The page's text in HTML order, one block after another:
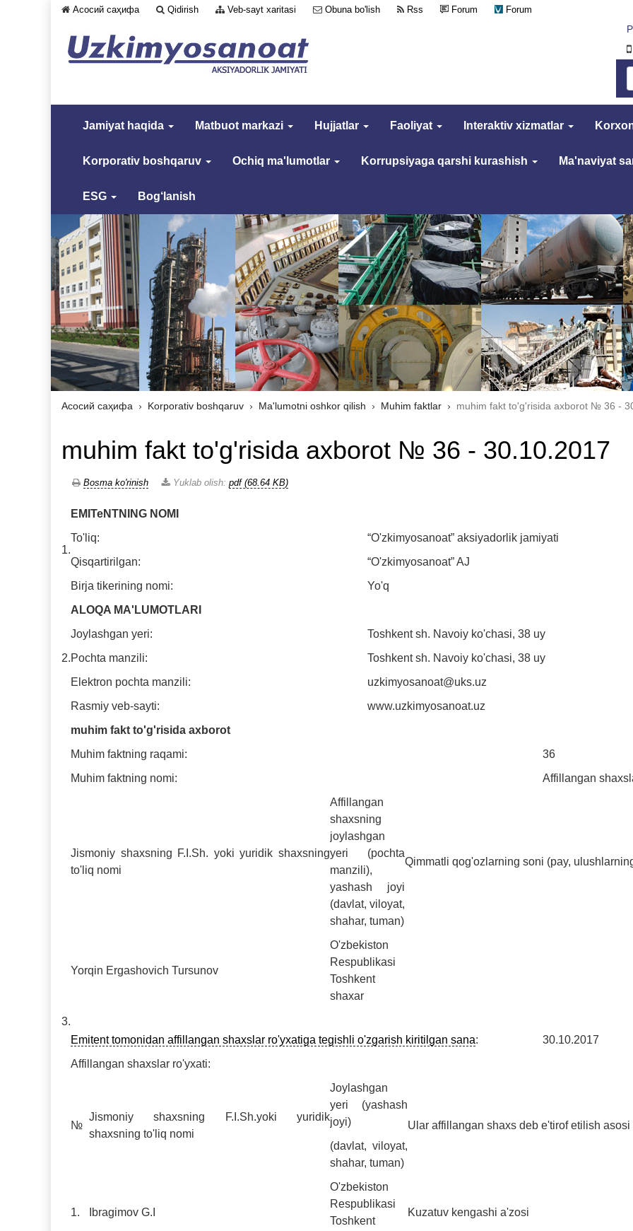
Асосий саҳифа Qidirish Veb-sayt xaritasi Obuna bo'lish Rss Forum
Forum
Jamiyat haqida Matbuot markazi Hujjatlar Faoliyat Interaktiv xizmatlar
Korporativ boshqaruv Ochiq ma'lumotlar Korrupsiyaga qarshi kurashish Ma'naviyat
ESG Bog‘lanish
Асосий саҳифа Korporativ boshqaruv Ma'lumotni oshkor qilish Muhim faktlar muhim fakt to'g'risida axborot № 36 -
muhim fakt to'g'risida axborot № 36 - 30.10.2017
Bosma ko'rinish Yuklab olish: pdf (68.64 KB)
1.
EMITeNTNING NOMI
To'liq:
“O'zkimyosanoat” aksiyadorlik jamiyati
Qisqartirilgan:
“O'zkimyosanoat” AJ
Birja tikerining nomi:
Yo'q
2.
ALOQA MA'LUMOTLARI
Joylashgan yeri:
Toshkent sh. Navoiy ko'chasi, 38 uy
Pochta manzili:
Toshkent sh. Navoiy ko'chasi, 38 uy
Elektron pochta manzili:
uzkimyosanoat@uks.uz
Rasmiy veb-sayti:
www.uzkimyosanoat.uz
3.
muhim fakt to'g'risida axborot
Muhim faktning raqami:
36
Muhim faktning nomi:
Affillangan
Jismoniy shaxsning F.I.Sh. yoki yuridik shaxsning
to'liq nomi
Affillangan
shaxsning
joylashgan
yeri (pochta
manzili),
yashash joyi
(davlat, viloyat,
shahar, tuman)
Qimmatli qog'ozlarning soni (pay,
Yorqin Ergashovich Tursunov
O'zbekiston
Respublikasi
Toshkent
shaxar
Emitent tomonidan affillangan shaxslar ro'yxatiga tegishli o'zgarish kiritilgan sana:
30.10.2017
Affillangan shaxslar ro'yxati:
№
Jismoniy shaxsning F.I.Sh.yoki yuridik
shaxsning to'liq nomi
Joylashgan
yeri (yashash
joyi)
(davlat, viloyat,
shahar, tuman)
Ular affillangan shaxs deb e'tirof etilish asosi
1. Ibragimov G.I
O'zbekiston
Respublikasi
Toshkent
Kuzatuv kengashi a'zosi